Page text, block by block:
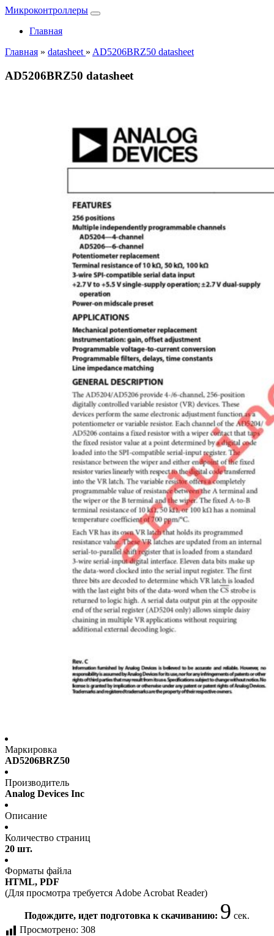
Микроконтроллеры
Главная
Главная » datasheet » AD5206BRZ50 datasheet
AD5206BRZ50 datasheet
Маркировка
AD5206BRZ50
Производитель
Analog Devices Inc
Описание
Количество страниц
20 шт.
Форматы файла
HTML, PDF
(Для просмотра требуется Adobe Acrobat Reader)
Подождите, идет подготовка к скачиванию: 9 сек.
Просмотрено: 308